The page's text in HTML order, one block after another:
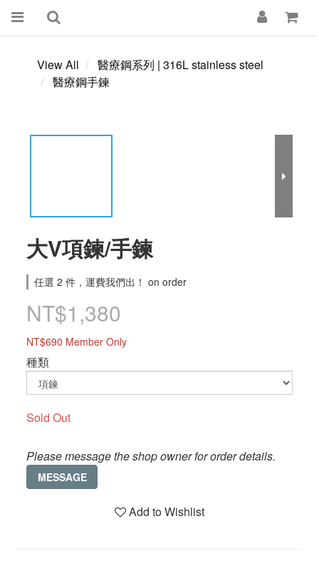
View All
醫療鋼系列 | 316L stainless steel
醫療鋼手鍊
大V項鍊/手鍊
任選 2 件，運費我們出！ on order
NT$1,380
NT$690 Member Only
種類
Sold Out
Please message the shop owner for order details.
MESSAGE
Add to Wishlist